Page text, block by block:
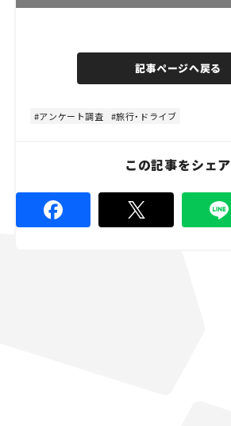
e
d
%
記事ページへ戻る
アンケート調査 旅行・ドライブ
この記事をシェア